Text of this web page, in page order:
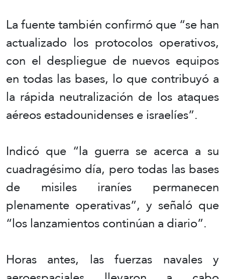
La fuente también confirmó que “se han
actualizado los protocolos operativos,
con el despliegue de nuevos equipos
en todas las bases, lo que contribuyó a
la rápida neutralización de los ataques
aéreos estadounidenses e israelíes”.
Indicó que “la guerra se acerca a su
cuadragésimo día, pero todas las bases
de misiles iraníes permanecen
plenamente operativas”, y señaló que
“los lanzamientos continúan a diario”.
Horas antes, las fuerzas navales y